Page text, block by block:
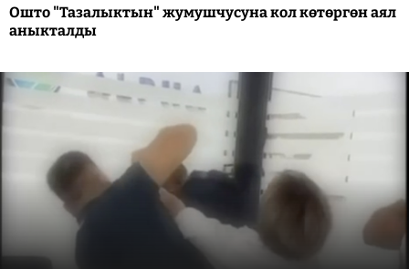
Ошто "Тазалыктын" жумушчусуна кол көтөргөн аял
аныкталды